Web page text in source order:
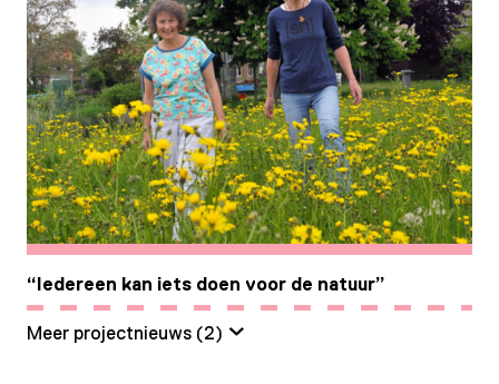
“Iedereen kan iets doen voor de natuur”
Meer projectnieuws (2)